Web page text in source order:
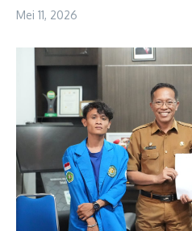
Mei 11, 2026